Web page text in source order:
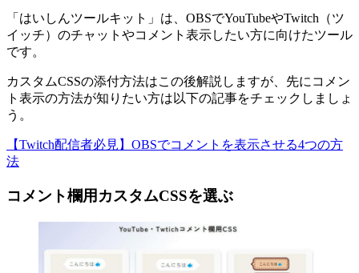
「はいしんツールキット」は、OBSでYouTubeやTwitch（ツ
イッチ）のチャットやコメント表示したい方に向けたツール
です。
カスタムCSSの添付方法はこの後解説しますが、先にコメン
ト表示の方法が知りたい方は以下の記事をチェックしましょ
う。
【Twitch配信者必見】OBSでコメントを表示させる4つの方
法
コメント欄用カスタムCSSを選ぶ